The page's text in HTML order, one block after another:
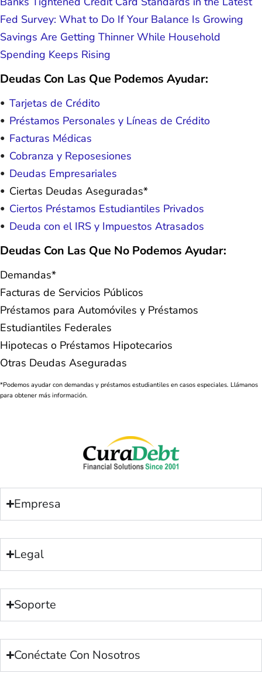
Fed Survey: What to Do If Your Balance Is Growing
Savings Are Getting Thinner While Household
Spending Keeps Rising
Deudas Con Las Que Podemos Ayudar:
Tarjetas de Crédito
Préstamos Personales y Líneas de Crédito
Facturas Médicas
Cobranza y Reposesiones
Deudas Empresariales
Ciertas Deudas Aseguradas*
Ciertos Préstamos Estudiantiles Privados
Deuda con el IRS y Impuestos Atrasados
Deudas Con Las Que No Podemos Ayudar:
Demandas*
Facturas de Servicios Públicos
Préstamos para Automóviles y Préstamos
Estudiantiles Federales
Hipotecas o Préstamos Hipotecarios
Otras Deudas Aseguradas
*Podemos ayudar con demandas y préstamos estudiantiles en casos especiales. Llámanos
para obtener más información.
Empresa
Legal
Soporte
Conéctate Con Nosotros